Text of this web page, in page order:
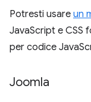
Potresti usare un
JavaScript e CSS
per codice
Joomla